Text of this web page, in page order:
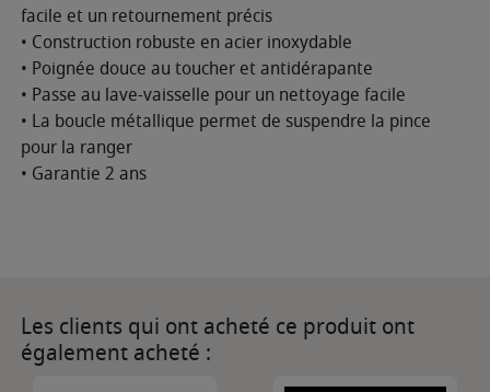
facile et un retournement précis
• Construction robuste en acier inoxydable
• Poignée douce au toucher et antidérapante
• Passe au lave-vaisselle pour un nettoyage facile
• La boucle métallique permet de suspendre la pince
pour la ranger
• Garantie 2 ans
Les clients qui ont acheté ce produit ont
également acheté :